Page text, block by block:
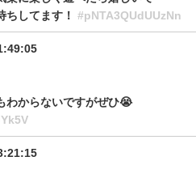
してます！ #pNTA3QUdUUzNn
わからないですがぜひ😭